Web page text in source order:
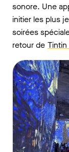
sonore. Une
initier les plus
soirées
retour de